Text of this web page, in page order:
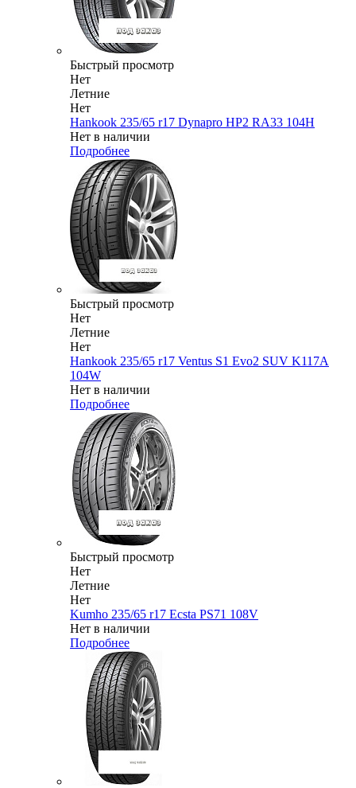
Быстрый просмотр
Нет
Летние
Нет
Hankook 235/65 r17 Dynapro HP2 RA33 104H
Нет в наличии
Подробнее
Быстрый просмотр
Нет
Летние
Нет
Hankook 235/65 r17 Ventus S1 Evo2 SUV K117A
104W
Нет в наличии
Подробнее
Быстрый просмотр
Нет
Летние
Нет
Kumho 235/65 r17 Ecsta PS71 108V
Нет в наличии
Подробнее